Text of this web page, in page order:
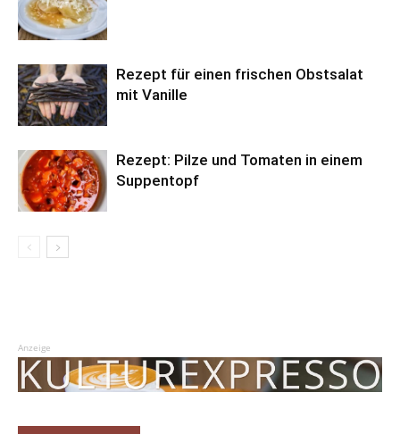
Rezept für einen frischen Obstsalat
mit Vanille
Rezept: Pilze und Tomaten in einem
Suppentopf
Anzeige